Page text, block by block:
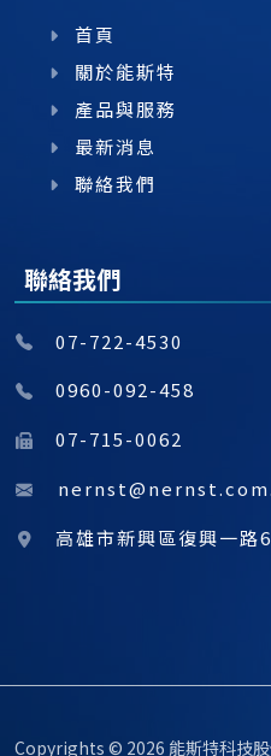
首頁
關於能斯特
產品與服務
最新消息
聯絡我們
聯絡我們
07-722-4530
0960-092-458
07-715-0062
高雄市新興區復興一路
Copyrights © 2026 能斯特科技